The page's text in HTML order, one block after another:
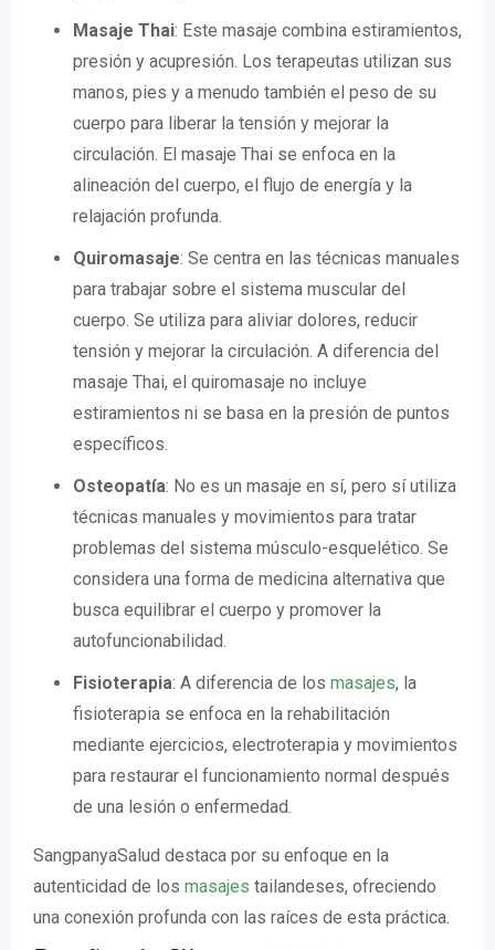
Masaje Thai: Este masaje combina estiramientos,
presión y acupresión. Los terapeutas utilizan sus
manos, pies y a menudo también el peso de su
cuerpo para liberar la tensión y mejorar la
circulación. El masaje Thai se enfoca en la
alineación del cuerpo, el flujo de energía y la
relajación profunda.
Quiromasaje: Se centra en las técnicas manuales
para trabajar sobre el sistema muscular del
cuerpo. Se utiliza para aliviar dolores, reducir
tensión y mejorar la circulación. A diferencia del
masaje Thai, el quiromasaje no incluye
estiramientos ni se basa en la presión de puntos
específicos.
Osteopatía: No es un masaje en sí, pero sí utiliza
técnicas manuales y movimientos para tratar
problemas del sistema músculo-esquelético. Se
considera una forma de medicina alternativa que
busca equilibrar el cuerpo y promover la
autofuncionabilidad.
Fisioterapia: A diferencia de los masajes, la
fisioterapia se enfoca en la rehabilitación
mediante ejercicios, electroterapia y movimientos
para restaurar el funcionamiento normal después
de una lesión o enfermedad.
SangpanyaSalud destaca por su enfoque en la
autenticidad de los masajes tailandeses, ofreciendo
una conexión profunda con las raíces de esta práctica.